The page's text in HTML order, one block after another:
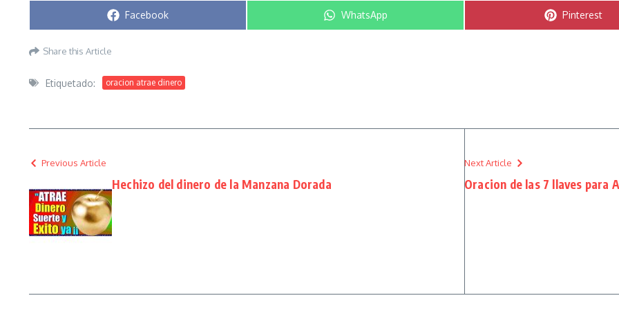
Compartir en
Facebook Compartir en
WhatsApp Compartir en
Pinterest
Share this Article
Etiquetado: oracion atrae dinero
Previous Article
Hechizo del dinero de la Manzana Dorada
Next Article
Oracion de las 7 llaves para